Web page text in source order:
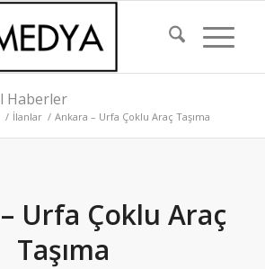
Haberler
/ İlanlar / Ankara – Urfa Çoklu Araç Taşıma
Urfa Çoklu Araç
Taşıma